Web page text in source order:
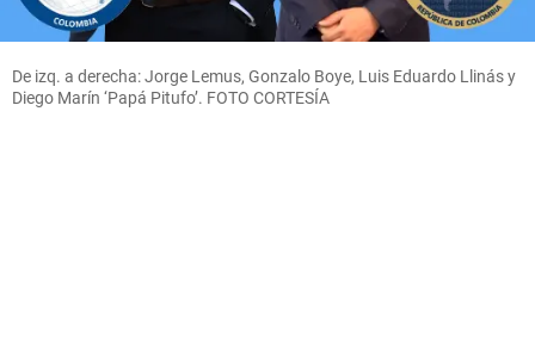
De izq. a derecha: Jorge Lemus, Gonzalo Boye, Luis Eduardo Llinás y
Diego Marín ‘Papá Pitufo’. FOTO CORTESÍA